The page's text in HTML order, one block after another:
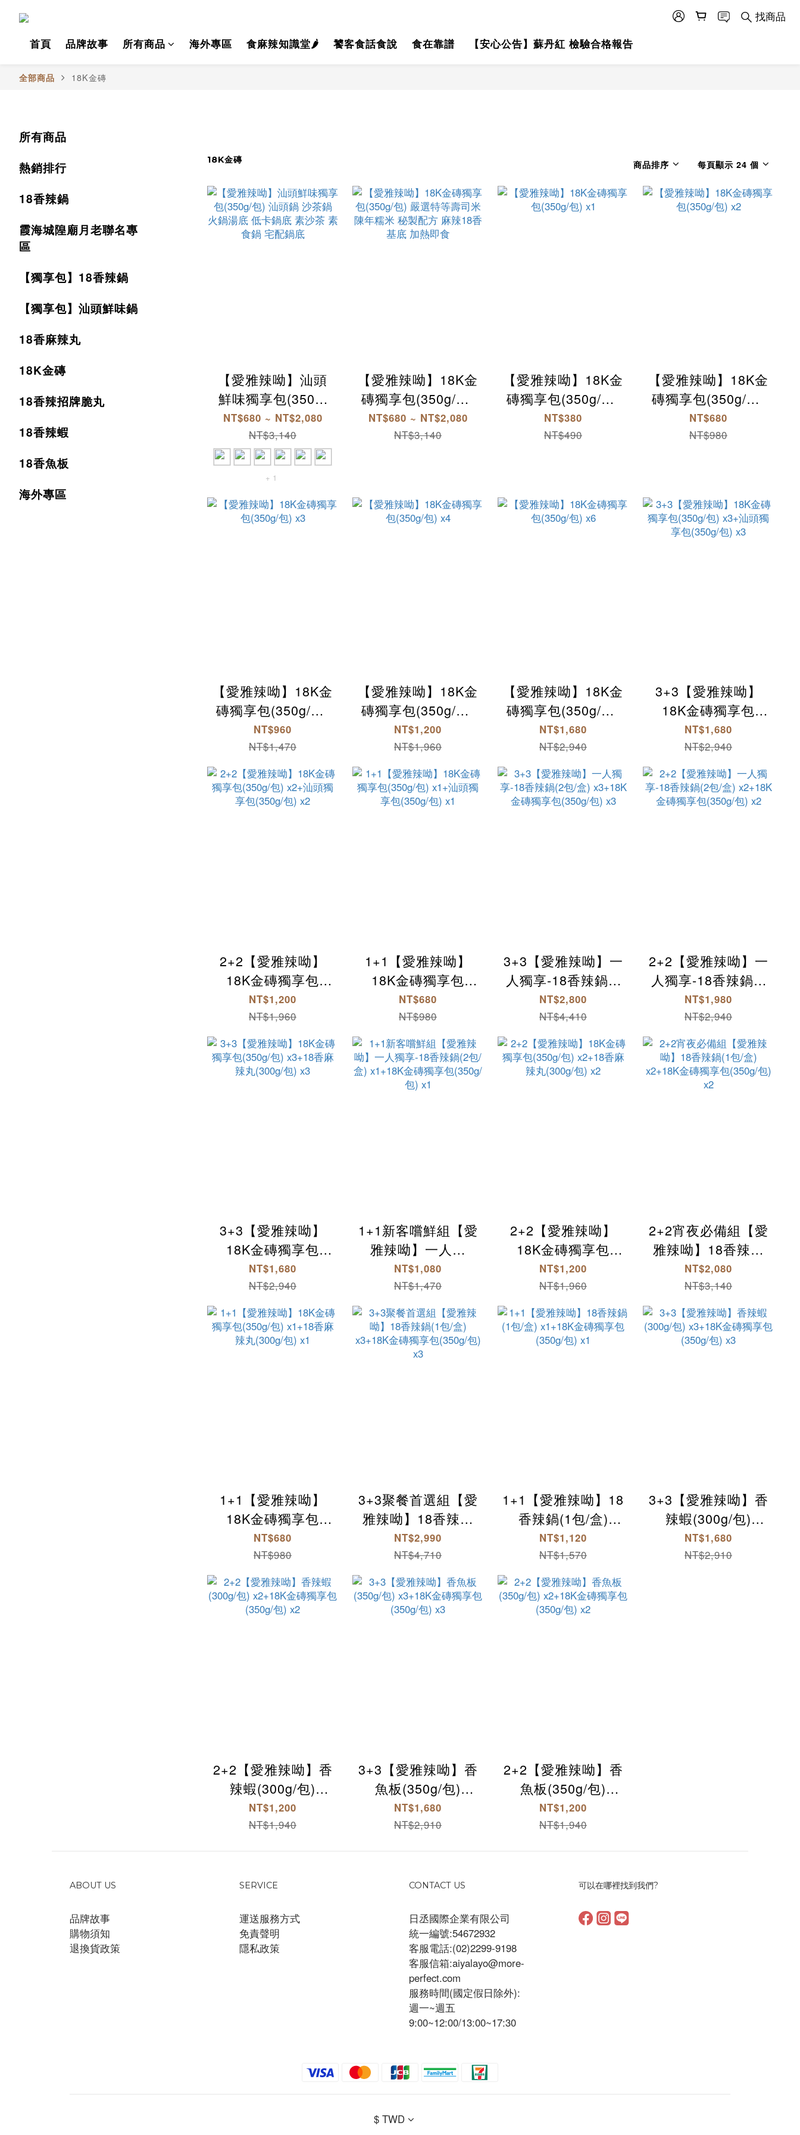
找商品
首頁
品牌故事 所有商品 海外專區 食麻辣知識堂🌶 饕客食話食說 食在靠譜 【安心公告】蘇丹紅 檢驗合格報告
全部商品 18K金磚
所有商品
熱銷排行
18香辣鍋
霞海城隍廟月老聯名專
區
【獨享包】18香辣鍋
【獨享包】汕頭鮮味鍋
18香麻辣丸
18K金磚
18香辣招牌脆丸
18香辣蝦
18香魚板
海外專區
18K金磚 商品排序 每頁顯示 24 個
【愛雅辣呦】汕頭
鮮味獨享包(350g/
包) 汕頭鍋 沙茶鍋
火鍋湯底 低卡鍋底
素沙茶 素食鍋 宅配
鍋底
NT$680 ~ NT$2,080
NT$3,140
+ 1
【愛雅辣呦】18K金
磚獨享包(350g/包)
嚴選特等壽司米 陳
年糯米 秘製配方 麻
NT$680 ~ NT$2,080
NT$3,140
【愛雅辣呦】18K金
磚獨享包(350g/包)
x1
NT$380
NT$490
【愛雅辣呦】18K金
磚獨享包(350g/包)
x2
NT$680
NT$980
【愛雅辣呦】18K金
磚獨享包(350g/包)
x3
NT$960
NT$1,470
【愛雅辣呦】18K金
磚獨享包(350g/包)
x4
NT$1,200
NT$1,960
【愛雅辣呦】18K金
磚獨享包(350g/包)
x6
NT$1,680
NT$2,940
3+3【愛雅辣呦】
18K金磚獨享包
(350g/包) x3+汕頭
獨享包(350g/包) x3
NT$1,680
NT$2,940
2+2【愛雅辣呦】
18K金磚獨享包
(350g/包) x2+汕頭
獨享包(350g/包) x2
NT$1,200
NT$1,960
1+1【愛雅辣呦】
18K金磚獨享包
(350g/包) x1+汕頭
獨享包(350g/包) x1
NT$680
NT$980
3+3【愛雅辣呦】一
人獨享-18香辣鍋(2
包/盒) x3+18K金磚
獨享包(350g/包) x3
NT$2,800
NT$4,410
2+2【愛雅辣呦】一
人獨享-18香辣鍋(2
包/盒) x2+18K金磚
獨享包(350g/包) x2
NT$1,980
NT$2,940
3+3【愛雅辣呦】
18K金磚獨享包
(350g/包) x3+18香
麻辣丸(300g/包) x3
NT$1,680
NT$2,940
1+1新客嚐鮮組【愛
雅辣呦】一人獨
享-18香辣鍋(2包/
盒) x1+18K金磚獨
享包(350g/包) x1
NT$1,080
NT$1,470
2+2【愛雅辣呦】
18K金磚獨享包
(350g/包) x2+18香
麻辣丸(300g/包) x2
NT$1,200
NT$1,960
2+2宵夜必備組【愛
雅辣呦】18香辣鍋
(1包/盒) x2+18K金
磚獨享包(350g/包)
x2
NT$2,080
NT$3,140
1+1【愛雅辣呦】
18K金磚獨享包
(350g/包) x1+18香
麻辣丸(300g/包) x1
NT$680
NT$980
3+3聚餐首選組【愛
雅辣呦】18香辣鍋
(1包/盒) x3+18K金
磚獨享包(350g/包)
x3
NT$2,990
NT$4,710
1+1【愛雅辣呦】18
香辣鍋(1包/盒)
x1+18K金磚獨享包
(350g/包) x1
NT$1,120
NT$1,570
3+3【愛雅辣呦】香
辣蝦(300g/包)
x3+18K金磚獨享包
(350g/包) x3
NT$1,680
NT$2,910
2+2【愛雅辣呦】香
辣蝦(300g/包)
x2+18K金磚獨享包
(350g/包) x2
NT$1,200
NT$1,940
3+3【愛雅辣呦】香
魚板(350g/包)
x3+18K金磚獨享包
(350g/包) x3
NT$1,680
NT$2,910
2+2【愛雅辣呦】香
魚板(350g/包)
x2+18K金磚獨享包
(350g/包) x2
NT$1,200
NT$1,940
ABOUT US
品牌故事
購物須知
退換貨政策
SERVICE
運送服務方式
免責聲明
隱私政策
CONTACT US
日丞國際企業有限公司
統一編號:54672932
客服電話:(02)2299-9198
客服信箱:aiyalayo@more-
perfect.com
服務時間(國定假日除外):
週一~週五
9:00~12:00/13:00~17:30
可以在哪裡找到我們?
$ TWD